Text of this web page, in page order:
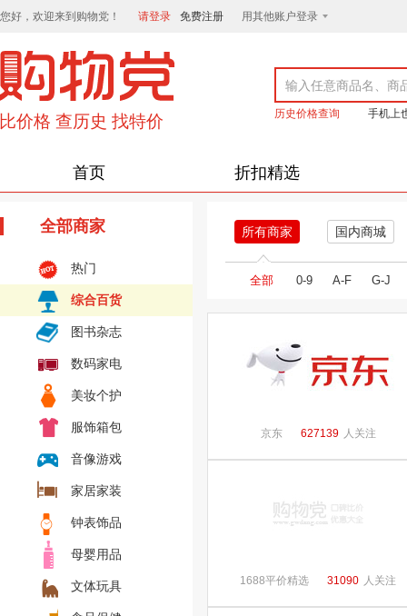
您好，欢迎来到购物党！ 请登录 免费注册 用其他账户登录
历史价格查询 手机上
首页 折扣精选
全部商家
热门
综合百货
图书杂志
数码家电
美妆个护
服饰箱包
音像游戏
家居家装
钟表饰品
母婴用品
文体玩具
所有商家 国内商城
全部 0-9 A-F G-J
京东 627139 人关注
1688平价精选 31090 人关注